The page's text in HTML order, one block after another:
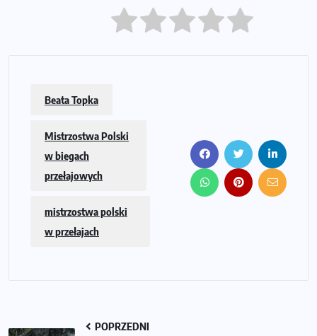
Beata Topka
Mistrzostwa Polski
w biegach
przełajowych
mistrzostwa polski
w przełajach
POPRZEDNI